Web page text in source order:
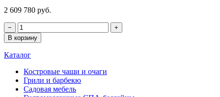
2 609 780 руб.
−
+
В корзину
Каталог
Костровые чаши и очаги
Грили и барбекю
Садовая мебель